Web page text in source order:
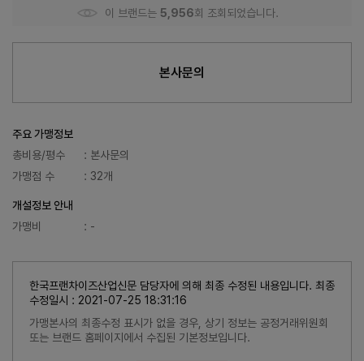
이 브랜드는 5,956회 조회되었습니다.
본사문의
주요 가맹정보
총비용/평수
: 본사문의
가맹점 수
: 32개
개설정보 안내
가맹비
: -
한국프랜차이즈산업신문 담당자에 의해 최종 수정된 내용입니다. 최종
수정일시 : 2021-07-25 18:31:16
가맹본사의 최종수정 표시가 없을 경우, 상기 정보는 공정거래위원회
또는 브랜드 홈페이지에서 수집된 기본정보입니다.